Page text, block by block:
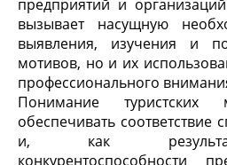
предприятий и
вызывает насущную
выявления, изучения и
мотивов, но и их
профессионального
Понимание туристских
обеспечивать соответствие
и, как
конкурентоспособности